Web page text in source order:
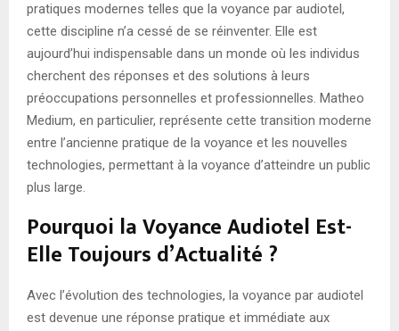
pratiques modernes telles que la voyance par audiotel,
cette discipline n’a cessé de se réinventer. Elle est
aujourd’hui indispensable dans un monde où les individus
cherchent des réponses et des solutions à leurs
préoccupations personnelles et professionnelles. Matheo
Medium, en particulier, représente cette transition moderne
entre l’ancienne pratique de la voyance et les nouvelles
technologies, permettant à la voyance d’atteindre un public
plus large.
Pourquoi la Voyance Audiotel Est-
Elle Toujours d’Actualité ?
Avec l’évolution des technologies, la voyance par audiotel
est devenue une réponse pratique et immédiate aux